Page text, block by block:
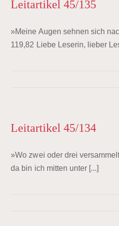
Leitartikel 45/135
»Meine Augen sehnen sich
119,82 Liebe Leserin, lieber
Leitartikel 45/134
»Wo zwei oder drei
da bin ich mitten unter [...]